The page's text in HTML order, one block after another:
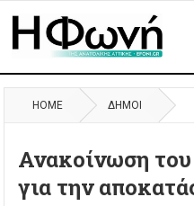
HOME ΔΉΜΟΙ
Ανακοίνωση
για την